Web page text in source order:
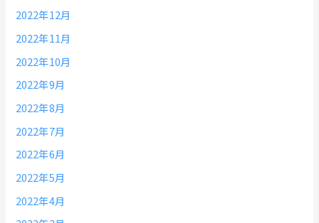
2022年12月
2022年11月
2022年10月
2022年9月
2022年8月
2022年7月
2022年6月
2022年5月
2022年4月